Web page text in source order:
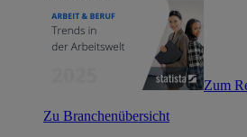
Zum
Zu Branchenübersicht